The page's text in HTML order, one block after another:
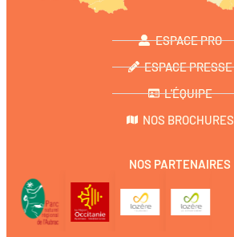
ESPACE PRO
ESPACE PRESSE
L'ÉQUIPE
NOS BROCHURES
NOS PARTENAIRES